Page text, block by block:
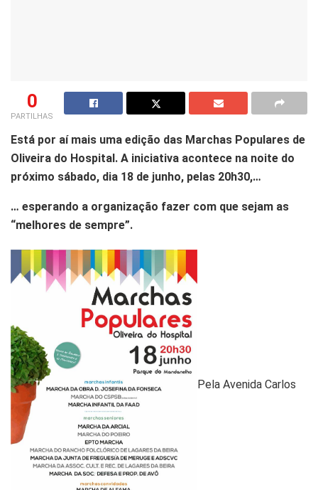
0
PARTILHAS
Está por aí mais uma edição das Marchas Populares de
Oliveira do Hospital. A iniciativa acontece na noite do
próximo sábado, dia 18 de junho, pelas 20h30,…
… esperando a organização fazer com que sejam as
“melhores de sempre”.
Pela Avenida Carlos